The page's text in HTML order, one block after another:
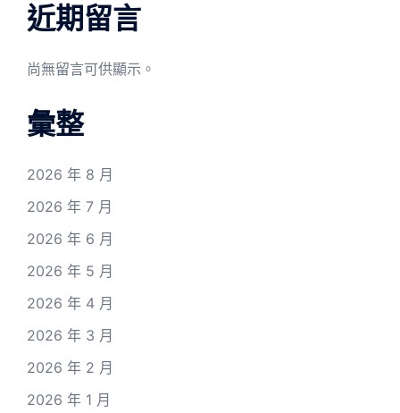
近期留言
尚無留言可供顯示。
彙整
2026 年 8 月
2026 年 7 月
2026 年 6 月
2026 年 5 月
2026 年 4 月
2026 年 3 月
2026 年 2 月
2026 年 1 月